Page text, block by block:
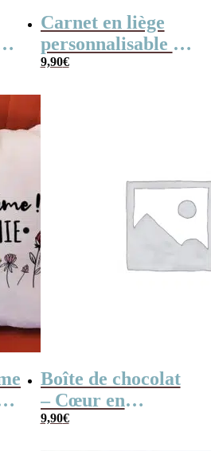
Carnet en liège
personnalisable –
“Mes petits
9,90€
Boîte de chocolat
– Cœur en
chocolat noir et
9,90€